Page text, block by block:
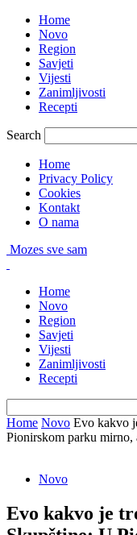
Home
Novo
Region
Savjeti
Vijesti
Zanimljivosti
Recepti
Search
Home
Privacy Policy
Cookies
Kontakt
O nama
Mozes sve sam
Home
Novo
Region
Savjeti
Vijesti
Zanimljivosti
Recepti
Home Novo Evo kakvo
Pionirskom parku mirno,
Novo
Evo kakvo je